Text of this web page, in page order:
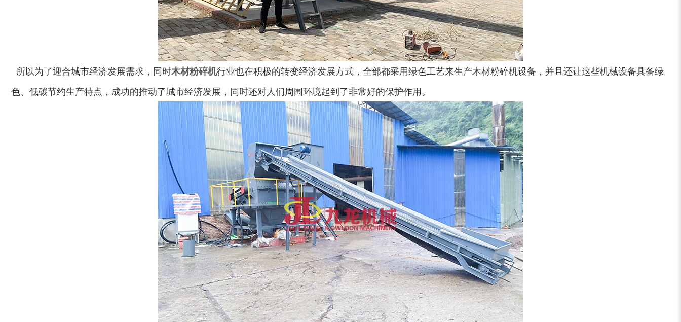
所以为了迎合城市经济发展需求，同时木材粉碎机行业也在积极的转变经济发展方式，全部都采用绿色工艺来生产木材粉碎机设备，并且还让这些机械设备具备绿
色、低碳节约生产特点，成功的推动了城市经济发展，同时还对人们周围环境起到了非常好的保护作用。